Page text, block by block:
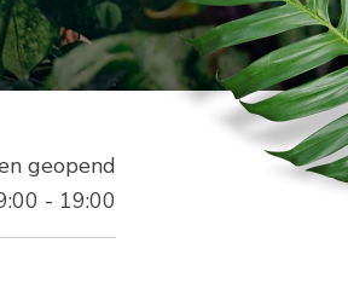
geopend
- 19:00